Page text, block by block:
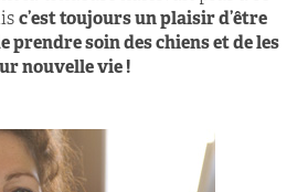
c’est toujours un plaisir d’être
prendre soin des chiens et de les
nouvelle vie !